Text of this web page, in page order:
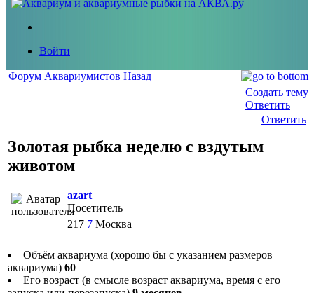
Войти
Форум Аквариумистов Назад
Создать тему
Ответить
Ответить
Золотая рыбка неделю с вздутым
животом
azart
Посетитель
217 7 Москва
Объём аквариума (хорошо бы с указанием размеров
аквариума) 60
Его возраст (в смысле возраст аквариума, время с его